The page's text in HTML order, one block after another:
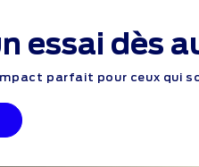
essai dès
parfait pour ceux qui